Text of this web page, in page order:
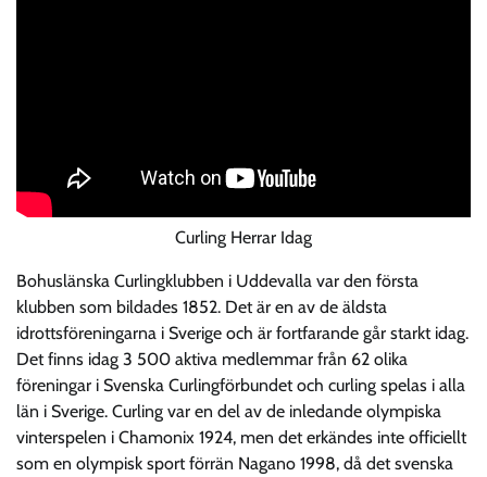
Curling Herrar Idag
Bohuslänska Curlingklubben i Uddevalla var den första
klubben som bildades 1852. Det är en av de äldsta
idrottsföreningarna i Sverige och är fortfarande går starkt idag.
Det finns idag 3 500 aktiva medlemmar från 62 olika
föreningar i Svenska Curlingförbundet och curling spelas i alla
län i Sverige. Curling var en del av de inledande olympiska
vinterspelen i Chamonix 1924, men det erkändes inte officiellt
som en olympisk sport förrän Nagano 1998, då det svenska